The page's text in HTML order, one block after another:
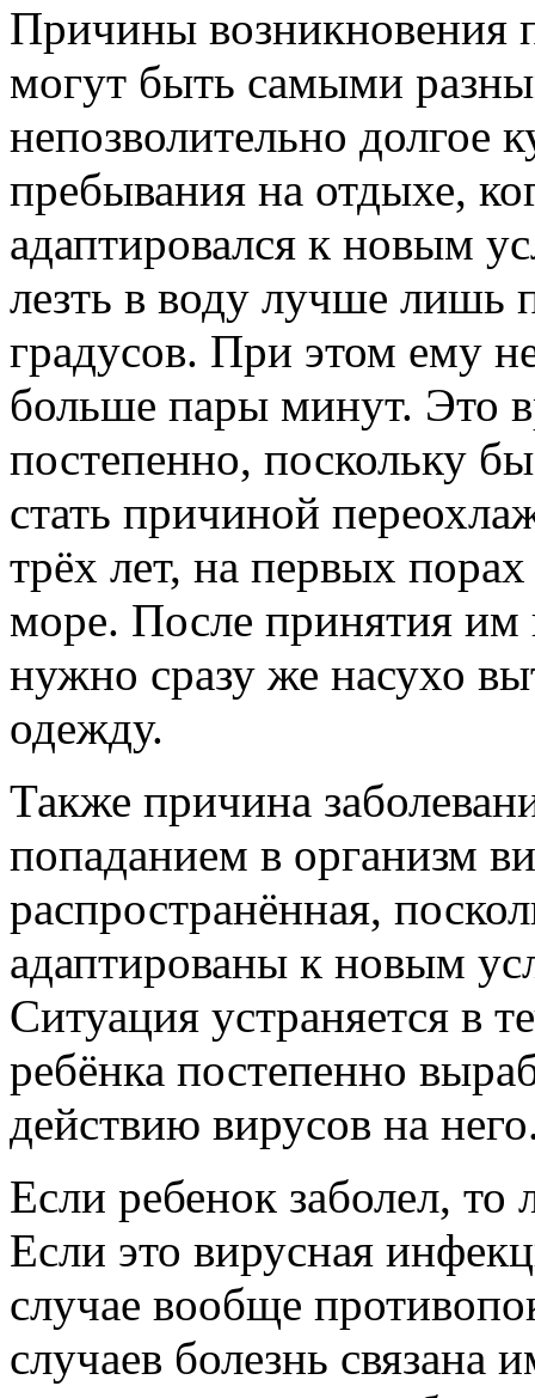
Причины возникновения
могут быть самыми
непозволительно долгое
пребывания на отдыхе,
адаптировался к новым
лезть в воду лучше лишь
градусов. При этом ему
больше пары минут. Это
постепенно, поскольку
стать причиной
трёх лет, на первых порах
море. После принятия им
нужно сразу же насухо
одежду.
Также причина
попаданием в организм
распространённая,
адаптированы к новым
Ситуация устраняется в
ребёнка постепенно
действию вирусов на
Если ребенок заболел, то
Если это вирусная
случае вообще
случаев болезнь